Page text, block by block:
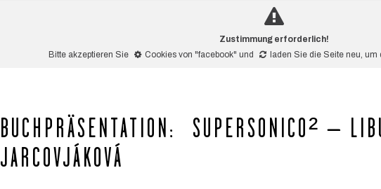
Zustimmung erforderlich!
Bitte akzeptieren Sie
Cookies von "facebook" und laden Sie die Seite neu, um
BUCHPRÄSENTATION: SUPERSONICO² –
JARCOVJÁKOVÁ